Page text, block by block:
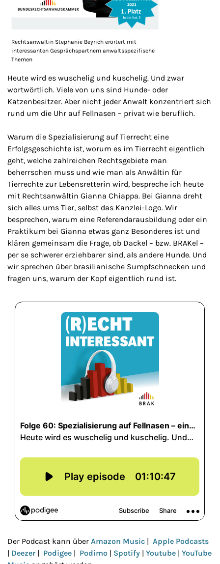
Rechtsanwältin Stephanie Beyrich erörtert mit
interessanten Gesprächspartnern anwaltsspezifische
Themen
Heute wird es wuschelig und kuschelig. Und zwar
wortwörtlich. Viele von uns sind Hunde- oder
Katzenbesitzer. Aber nicht jeder Anwalt konzentriert sich
rund um die Uhr auf Fellnasen – privat wie beruflich.
Warum die Spezialisierung auf Tierrecht eine
Erfolgsgeschichte ist, worum es im Tierrecht eigentlich
geht, welche zahlreichen Rechtsgebiete man
beherrschen muss und wie man als Anwältin für
Tierrechte zur Lebensretterin wird, bespreche ich heute
mit Rechtsanwältin Gianna Chiappa. Bei Gianna dreht
sich alles ums Tier, selbst das Kanzlei-Logo. Wir
besprechen, warum eine Referendarausbildung oder ein
Praktikum bei Gianna etwas ganz Besonderes ist und
klären gemeinsam die Frage, ob Dackel – bzw. BRAKel –
per se schwerer erziehbarer sind, als andere Hunde. Und
wir sprechen über brasilianische Sumpfschnecken und
fragen uns, warum der Kopf eigentlich rund ist.
Der Podcast kann über Amazon Music | Apple Podcasts
| Deezer | Podigee | Podimo | Spotify | Youtube | YouTube